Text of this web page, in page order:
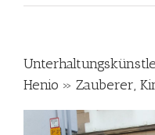
Henio » Zauberer,